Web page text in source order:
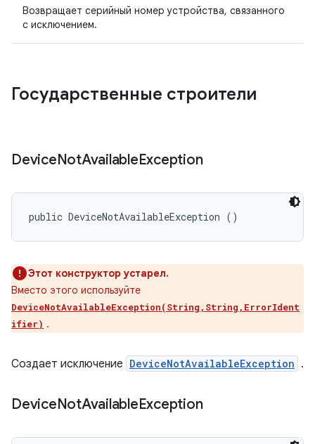
Возвращает серийный номер устройства, связанного
с исключением.
Государственные строители
DeviceNotAvailableException
public DeviceNotAvailableException ()
Этот конструктор устарел.
Вместо этого используйте
DeviceNotAvailableException(String,String,ErrorIdent
ifier) .
Создает исключение DeviceNotAvailableException .
DeviceNotAvailableException